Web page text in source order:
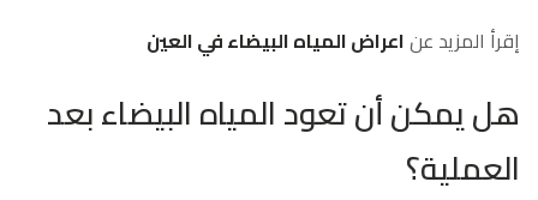
إقرأ المزيد عناعراض المياه البيضاء في العين
هل يمكن أن تعود المياه البيضاء بعد
العملية؟